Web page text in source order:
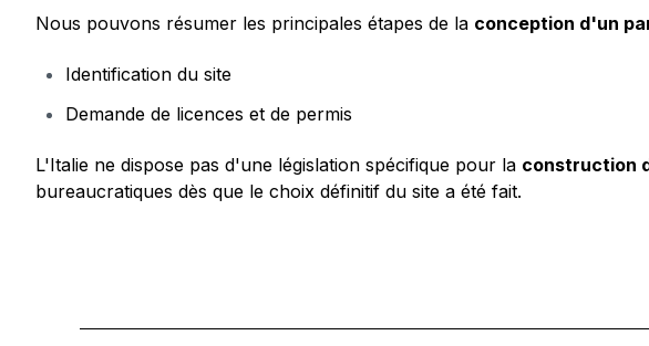
Nous pouvons résumer les principales étapes de la conception d'un
Identification du site
Demande de licences et de permis
L'Italie ne dispose pas d'une législation spécifique pour la construction
bureaucratiques dès que le choix définitif du site a été fait.